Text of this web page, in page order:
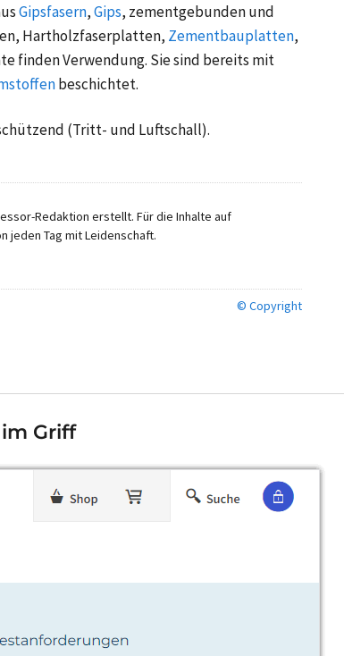
Gipsfasern,Gips, zementgebunden und
, Hartholzfaserplatten, Zementbauplatten,
finden Verwendung. Sie sind bereits mit
beschichtet.
(Tritt- und Luftschall).
Redaktion erstellt. Für die Inhalte auf
jeden Tag mit Leidenschaft.
© Copyright
Griff